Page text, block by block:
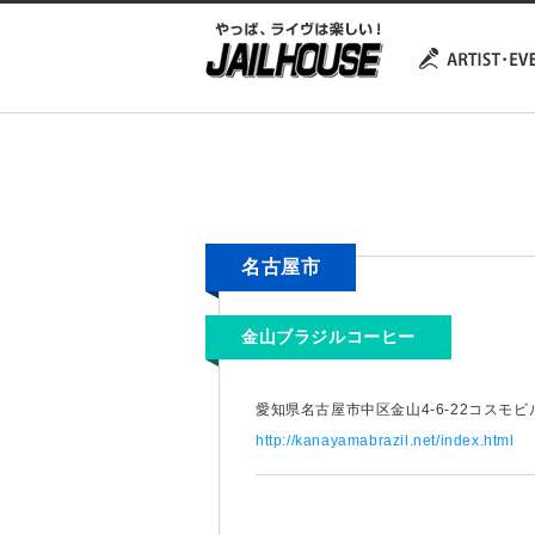
名古屋市
金山ブラジルコーヒー
愛知県名古屋市中区金山4-6-22コスモビ
http://kanayamabrazil.net/index.html